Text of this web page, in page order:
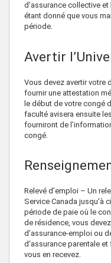
d’assurance collective
étant donné que vous
période.
Avertir
Vous devez avertir votre
fournir une attestation
le début de votre congé
faculté avisera ensuite
fourniront de
congé.
Relevé d’emploi – Un
Service Canada jusqu'à
période de paie où le
de résidence, vous
d’assurance-emploi ou
d’assurance parentale et
vous en recevez.